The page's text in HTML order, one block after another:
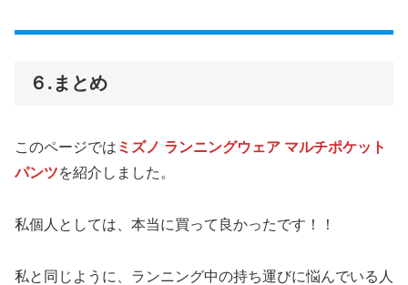
６.まとめ
このページでは ミズノ ランニングウェア マルチポケット
パンツを紹介しました。
私個人としては、本当に買って良かったです！！
私と同じように、ランニング中の持ち運びに悩んでいる人